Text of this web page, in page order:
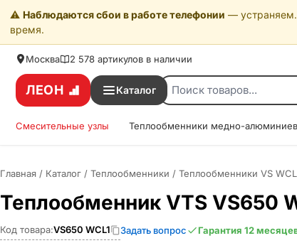
⚠️ Наблюдаются сбои в работе телефонии — устраняем.
время.
Москва 2 578 артикулов в наличии
ЛЕОН Каталог
Смесительные узлы Теплообменники медно-
Главная / Каталог / Теплообменники / Теплообменники VS WCL
Теплообменник VTS VS650
Код товара:VS650 WCL1 Задать вопрос Гарантия 12